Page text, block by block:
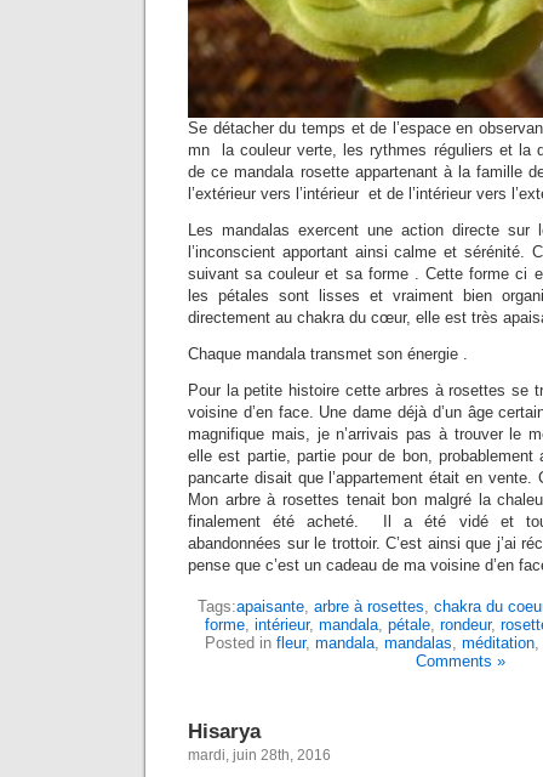
Se détacher du temps et de l’espace en
mn la couleur verte, les rythmes réguliers et la
de ce mandala rosette appartenant à la famille
l’extérieur vers l’intérieur et de l’intérieur vers
Les mandalas exercent une action directe sur
l’inconscient apportant ainsi calme et sérénité.
suivant sa couleur et sa forme . Cette forme ci
les pétales sont lisses et vraiment bien
directement au chakra du cœur, elle est très
Chaque mandala transmet son énergie .
Pour la petite histoire cette arbres à rosettes se
voisine d’en face. Une dame déjà d’un âge
magnifique mais, je n’arrivais pas à trouver le
elle est partie, partie pour de bon, probablement
pancarte disait que l’appartement était en vente.
Mon arbre à rosettes tenait bon malgré la
finalement été acheté. Il a été vidé et
abandonnées sur le trottoir. C’est ainsi que j’ai
pense que c’est un cadeau de ma voisine d’en
Tags:apaisante, arbre à rosettes chakra du
forme intérieur, mandala pétale rondeur,
Posted in fleur, mandala, mandalas méditation,
Comments »
Hisarya
mardi, juin 28th, 2016